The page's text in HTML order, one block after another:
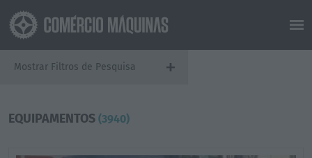
+
Mostrar Filtros de Pesquisa
EQUIPAMENTOS (3940)